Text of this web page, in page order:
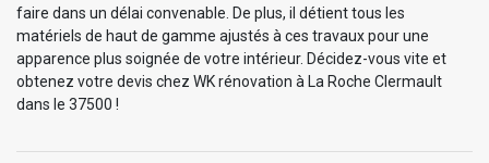
faire dans un délai convenable. De plus, il détient tous les
matériels de haut de gamme ajustés à ces travaux pour une
apparence plus soignée de votre intérieur. Décidez-vous vite et
obtenez votre devis chez WK rénovation à La Roche Clermault
dans le 37500 !